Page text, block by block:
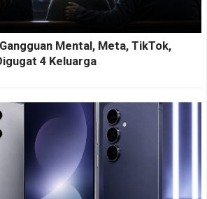
Mental, Meta, TikTok,
4 Keluarga